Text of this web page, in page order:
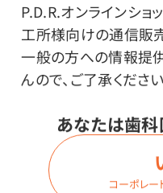
P.D.R.オンラインショ
工所様向けの通信販
一般の方への情報提
んので、ご了承ください
あなたは歯科
コーポレー
さっぱりした使用感な
きます。
メーカー・ブランド